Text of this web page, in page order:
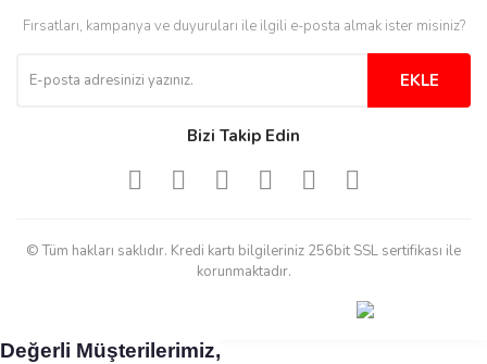
derecede beğendim
Kolay ve hizli alisveris
Fırsatları, kampanya ve duyuruları ile ilgili e-posta almak ister misiniz?
EKLE
Bizi Takip Edin
© Tüm hakları saklıdır. Kredi kartı bilgileriniz 256bit SSL sertifikası ile
korunmaktadır.
Değerli Müşterilerimiz,